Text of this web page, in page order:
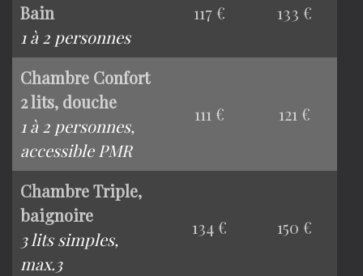
Bain
1 à 2 personnes
117 € 133 €
Chambre Confort
2 lits, douche
1 à 2 personnes,
accessible PMR
111 € 121 €
Chambre Triple,
baignoire
3 lits simples,
max.3
134 € 150 €